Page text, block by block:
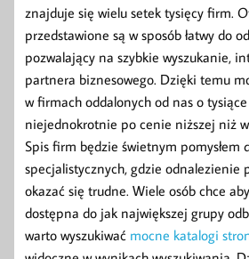
znajduje się wielu setek tysięcy firm.
przedstawione są w sposób łatwy do
pozwalający na szybkie wyszukanie,
partnera biznesowego. Dzięki temu
w firmach oddalonych od nas o
niejednokrotnie po cenie niższej niż
Spis firm będzie świetnym pomysłem
specjalistycznych, gdzie odnalezienie
okazać się trudne. Wiele osób chce
dostępna do jak największej grupy
warto wyszukiwać mocne katalogi